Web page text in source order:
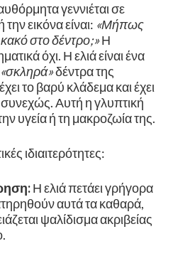
γεννιέται σε
εικόνα είναι: «Μήπως
στο δέντρο;»​Η
όχι. Η ελιά είναι ένα
«σκληρά»δέντρα της
το βαρύ κλάδεμα και έχει
Αυτή η γλυπτική
υγεία ή τη μακροζωία της.
ιδιαιτερότητες:
Η ελιά πετάει γρήγορα
αυτά τα καθαρά,
ψαλίδισμα ακριβείας